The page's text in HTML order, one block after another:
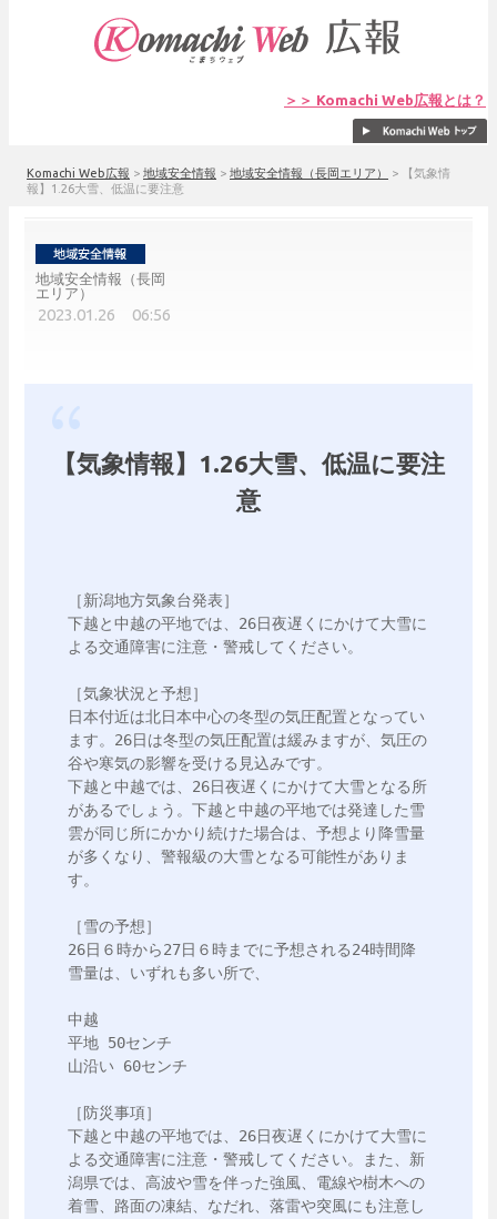
＞＞ Komachi Web広報とは？
Komachi Web広報 > 地域安全情報 > 地域安全情報（長岡エリア） >
【気象情
報】1.26大雪、低温に要注意
地域安全情報（長岡
エリア）
2023.01.26 06:56
【気象情報】1.26大雪、低温に要注
意
［新潟地方気象台発表］
下越と中越の平地では、26日夜遅くにかけて大雪に
よる交通障害に注意・警戒してください。
［気象状況と予想］
日本付近は北日本中心の冬型の気圧配置となってい
ます。26日は冬型の気圧配置は緩みますが、気圧の
谷や寒気の影響を受ける見込みです。
下越と中越では、26日夜遅くにかけて大雪となる所
があるでしょう。下越と中越の平地では発達した雪
雲が同じ所にかかり続けた場合は、予想より降雪量
が多くなり、警報級の大雪となる可能性がありま
す。
［雪の予想］
26日６時から27日６時までに予想される24時間降
雪量は、いずれも多い所で、
中越
平地 50センチ
山沿い 60センチ
［防災事項］
下越と中越の平地では、26日夜遅くにかけて大雪に
よる交通障害に注意・警戒してください。また、新
潟県では、高波や雪を伴った強風、電線や樹木への
着雪、路面の凍結、なだれ、落雷や突風にも注意し